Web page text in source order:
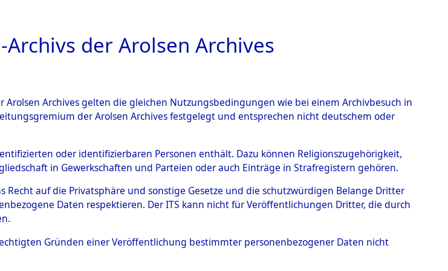
ÜBERSICHT BILD
Bach/Donau - Blickhammer→0001
(84597000)
der Arolsen Archives
Archives gelten die gleichen Nutzungsbedingungen wie bei einem Archivbesuch in
der Arolsen Archives festgelegt und entsprechen nicht deutschem oder
oder identifizierbaren Personen enthält. Dazu können Religionszugehörigkeit,
in Gewerkschaften und Parteien oder auch Einträge in Strafregistern gehören.
Recht auf die Privatsphäre und sonstige Gesetze und die schutzwürdigen Belange Dritter
Daten respektieren. Der ITS kann nicht für Veröffentlichungen Dritter, die durch
Gründen einer Veröffentlichung bestimmter personenbezogener Daten nicht